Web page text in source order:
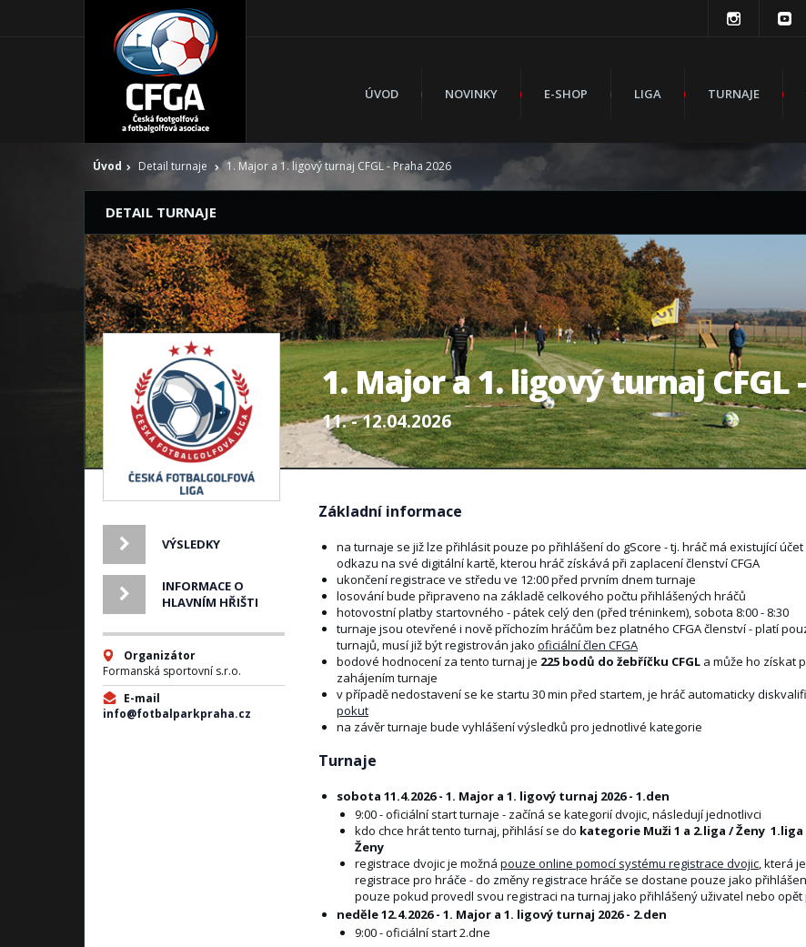
ÚVOD NOVINKY E-SHOP LIGA TURNAJE
Úvod Detail turnaje 1. Major a 1. ligový turnaj CFGL - Praha 2026
DETAIL TURNAJE
1. Major a 1. ligový turnaj CFGL
11. - 12.04.2026
VÝSLEDKY
INFORMACE O
HLAVNÍM HŘIŠTI
Organizátor
Formanská sportovní s.r.o.
E-mail
info@fotbalparkpraha.cz
Základní informace
na turnaje se již lze přihlásit pouze po přihlášení do gScore - tj. hráč má existující
odkazu na své digitální kartě, kterou hráč získává při zaplacení členství CFGA
ukončení registrace ve středu ve 12:00 před prvním dnem turnaje
losování bude připraveno na základě celkového počtu přihlášených hráčů
hotovostní platby startovného - pátek celý den (před tréninkem), sobota 8:00 - 8:30
turnaje jsou otevřené i nově příchozím hráčům bez platného CFGA členství - platí
turnajů, musí již být registrován jako oficiální člen CFGA
bodové hodnocení za tento turnaj je 225 bodů do žebříčku CFGL a může ho získat
zahájením turnaje
v případě nedostavení se ke startu 30 min před startem, je hráč automaticky
pokut
na závěr turnaje bude vyhlášení výsledků pro jednotlivé kategorie
Turnaje
sobota 11.4.2026 - 1. Major a 1. ligový turnaj 2026 - 1.den
9:00 - oficiální start turnaje - začíná se kategorií dvojic, následují jednotlivci
kdo chce hrát tento turnaj, přihlásí se do kategorie Muži 1 a 2.liga / Ženy
Ženy
registrace dvojic je možná pouze online pomocí systému registrace dvojic, která
registrace pro hráče - do změny registrace hráče se dostane pouze jako
pouze pokud provedl svou registraci na turnaj jako přihlášený uživatel nebo opět
neděle 12.4.2026 - 1. Major a 1. ligový turnaj 2026 - 2.den
9:00 - oficiální start 2.dne